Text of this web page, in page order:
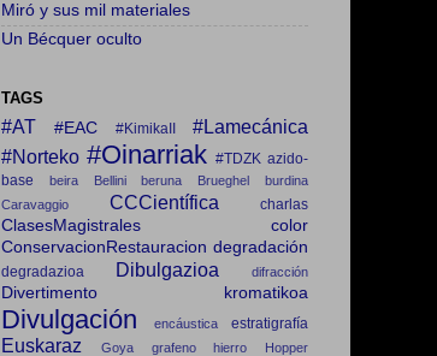
Miró y sus mil materiales
Un Bécquer oculto
TAGS
#AT #EAC #KimikaII
#Lamecánica
#Norteko #Oinarriak #TDZK azido-
base
beira Bellini beruna Brueghel
burdina
Caravaggio
CCCientífica charlas
ClasesMagistrales
color
ConservacionRestauracion degradación
degradazioa Dibulgazioa difracción
Divertimento kromatikoa
Divulgación encáustica estratigrafía
Euskaraz Goya grafeno hierro Hopper